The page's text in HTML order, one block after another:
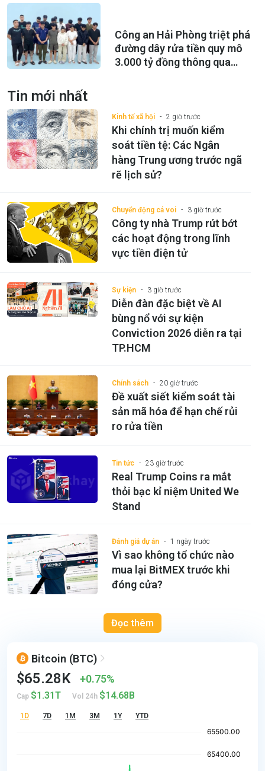
Công an Hải Phòng triệt phá
đường dây rửa tiền quy mô
3.000 tỷ đồng thông qua
Tin mới nhất
Kinh tế xã hội 2 giờ trước
Khi chính trị muốn kiểm
soát tiền tệ: Các Ngân
hàng Trung ương trước ngã
rẽ lịch sử?
Chuyển động cá voi 3 giờ trước
Công ty nhà Trump rút bớt
các hoạt động trong lĩnh
vực tiền điện tử
Sự kiện 3 giờ trước
Diễn đàn đặc biệt về AI
bùng nổ với sự kiện
Conviction 2026 diễn ra tại
TP.HCM
Chính sách 20 giờ trước
Đề xuất siết kiểm soát tài
sản mã hóa để hạn chế rủi
ro rửa tiền
Tin tức 23 giờ trước
Real Trump Coins ra mắt
thỏi bạc kỉ niệm United We
Stand
Đánh giá dự án 1 ngày trước
Vì sao không tổ chức nào
mua lại BitMEX trước khi
đóng cửa?
Đọc thêm
Bitcoin (BTC)
$65.28K 0.75%
Cap $1.31T Vol 24h $14.68B
1D 7D 1M 3M 1Y YTD